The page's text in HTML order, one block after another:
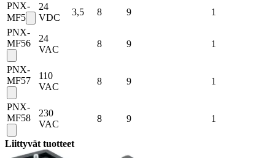
PNX-
MF5
24
VDC
3,5 8 9
1
PNX-
MF56
24
VAC
8 9 1
PNX-
MF57
110
VAC
8 9 1
PNX-
MF58
230
VAC
8 9 1
Liittyvät tuotteet